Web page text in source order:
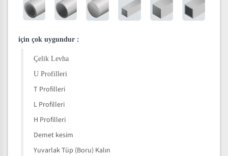
için çok uygundur :
Çelik Levha
U Profilleri
T Profilleri
L Profilleri
H Profilleri
Demet kesim
Yuvarlak Tüp (Boru) Kalın